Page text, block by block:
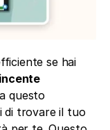
se hai
questo
di trovare il tuo